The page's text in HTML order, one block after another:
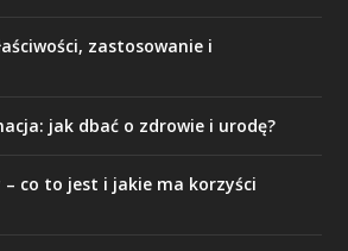
zastosowanie i
jak dbać o zdrowie i urodę?
co to jest i jakie ma korzyści